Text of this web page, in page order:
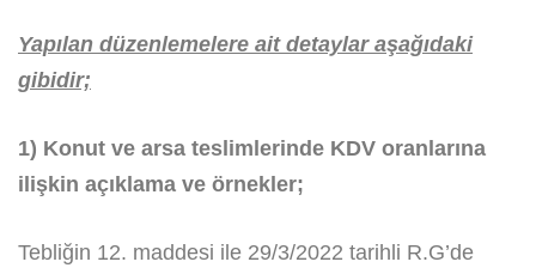
Yapılan düzenlemelere ait detaylar aşağıdaki
gibidir;
1) Konut ve arsa teslimlerinde KDV oranlarına
ilişkin açıklama ve örnekler;
Tebliğin 12. maddesi ile 29/3/2022 tarihli R.G’de